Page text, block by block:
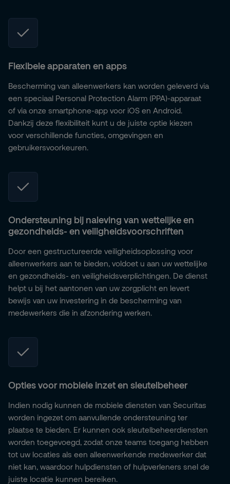
Flexibele apparaten en apps
Bescherming van alleenwerkers kan worden geleverd via
een speciaal Personal Protection Alarm (PPA)-apparaat
of via onze smartphone-app voor iOS en Android.
Dankzij deze flexibiliteit kunt u de juiste optie kiezen
voor verschillende functies, omgevingen en
gebruikersvoorkeuren.
Ondersteuning bij naleving van wettelijke en
gezondheids- en veiligheidsvoorschriften
Door een gestructureerde veiligheidsoplossing voor
alleenwerkers aan te bieden, voldoet u aan uw wettelijke
en gezondheids- en veiligheidsverplichtingen. De dienst
helpt u bij het aantonen van uw zorgplicht en levert
bewijs van uw investering in de bescherming van
medewerkers die in afzondering werken.
Opties voor mobiele inzet en sleutelbeheer
Indien nodig kunnen de mobiele diensten van Securitas
worden ingezet om aanvullende ondersteuning ter
plaatse te bieden. Er kunnen ook sleutelbeheerdiensten
worden toegevoegd, zodat onze teams toegang hebben
tot uw locaties als een alleenwerkende medewerker dat
niet kan, waardoor hulpdiensten of hulpverleners snel de
juiste locatie kunnen bereiken.